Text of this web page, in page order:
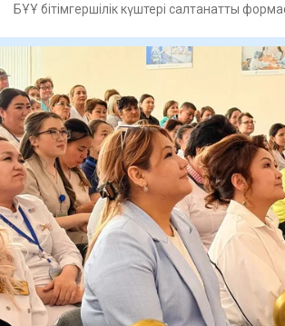
БҰҰ бітімгершілік күштері салтанатты